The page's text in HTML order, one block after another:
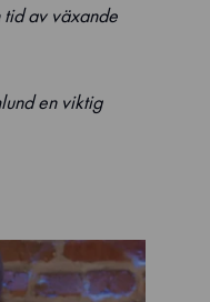
tid av växande
en viktig